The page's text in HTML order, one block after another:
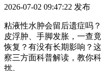
2026-07-02 09:47:22 发布
粘液性水肿会留后遗症吗
皮浮肿、手脚发胀，一查
恢复？有没有长期影响？
察三方面科普解读，教你
扰。